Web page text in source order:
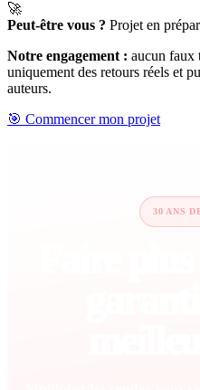
🚀
Peut-être vous ? Projet en
Notre engagement : aucun faux
uniquement des retours réels et
auteurs.
🎯 Commencer mon projet
30 ANS